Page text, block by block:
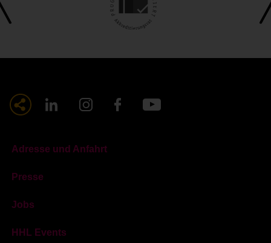
Adresse und Anfahrt
Presse
Jobs
HHL Events